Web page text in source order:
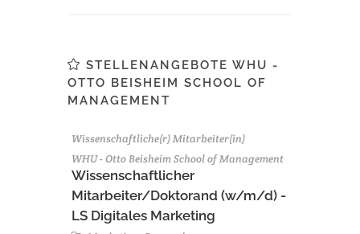
STELLENANGEBOTE WHU -
OTTO BEISHEIM SCHOOL OF
MANAGEMENT
Wissenschaftliche(r) Mitarbeiter(in)
WHU - Otto Beisheim School of Management
Wissenschaftlicher
Mitarbeiter/Doktorand (w/m/d) -
LS Digitales Marketing